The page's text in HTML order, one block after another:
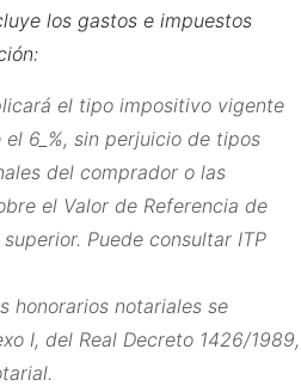
los gastos e impuestos
el tipo impositivo vigente
6_%, sin perjuicio de tipos
del comprador o las
el Valor de Referencia de
Puede consultar ITP
honorarios notariales se
I, del Real Decreto 1426/1989,